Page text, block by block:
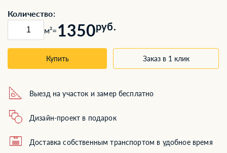
Количество:
м²= 1350руб.
Купить Заказ в 1 клик
Выезд на участок и замер бесплатно
Дизайн-проект в подарок
Доставка собственным транспортом в удобное время